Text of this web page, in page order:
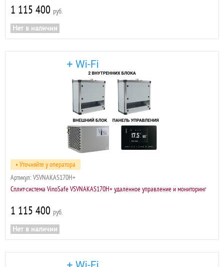
1 115 400 р
Нет в наличии
• Уточняйте у оператора
Артикул: VSVNAKAS170H+
Сплит-система VinoSafe VSVNAKAS170H+ удаленное управление и мониторинг
1 115 400 р
Нет в наличии